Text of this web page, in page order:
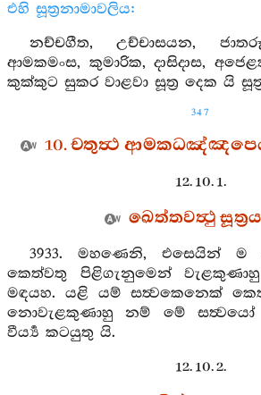
එහි සූත්‍රනාමාවලිය:
නච්චගීත, උච්චාසයන,
ආමකමංස, කුමාරික, දාසිදාස,
කුක්කුට සුකර වාළවා සූත්‍ර දෙක යි
347
10. චතුත්‍ථ
12. 10. 1.
ඛෙත්තවත්‍ථු සූත්‍රය
3933. මහණෙනි, එසෙයින් ම
කෙත්වතු පිළිගැනුමෙන්
මඳයහ. යළි යම් සත්‍වකෙනෙක්
නොවැළකුණාහු නම් මේ
වීර්‍ය්‍ය කටයුතු යි.
12. 10. 2.